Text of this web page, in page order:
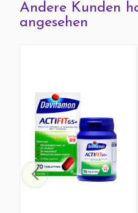
Andere Kunden
angesehen